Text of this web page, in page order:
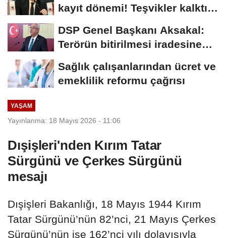
kayıt dönemi! Teşvikler kalktı,
DSP Genel Başkanı Aksakal:
Terörün bitirilmesi iradesine
Sağlık çalışanlarından ücret ve
emeklilik reformu çağrısı
YAŞAM
Yayınlanma: 18 Mayıs 2026 - 11:06
Dışişleri'nden Kırım Tatar
Sürgünü ve Çerkes Sürgünü
mesajı
Dışişleri Bakanlığı, 18 Mayıs 1944 Kırım
Tatar Sürgünü’nün 82’nci, 21 Mayıs Çerkes
Sürgünü’nün ise 162’nci yılı dolayısıyla